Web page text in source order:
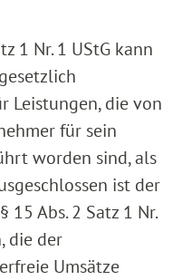
1 Nr. 1 UStG kann
Leistungen, die von
für sein
worden sind, als
ist der
15 Abs. 2 Satz 1 Nr.
die der
Umsätze